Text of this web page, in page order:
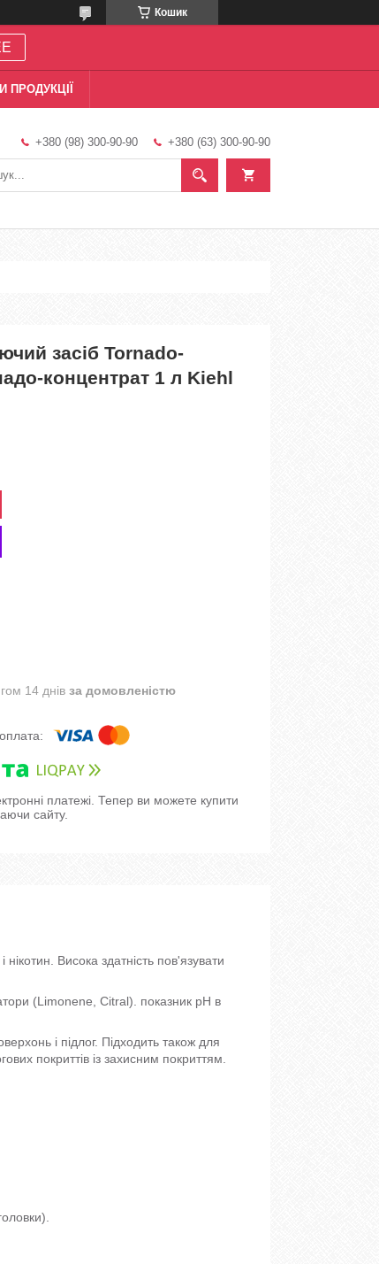
Кошик
ПРОДУКЦІЇ
+380 (98) 300-90-90 +380 (63) 300-90-90
засіб Tornado-
концентрат 1 л Kiehl
14 днів за домовленістю
платежі. Тепер ви можете купити
сайту.
Висока здатність пов'язувати
(Limonene, Citral). показник pH в
і підлог. Підходить також для
покриттів із захисним покриттям.